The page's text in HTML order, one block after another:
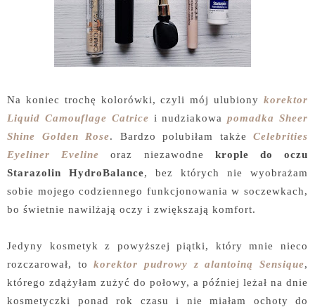
Na koniec trochę kolorówki, czyli mój ulubiony korektor
Liquid Camouflage Catrice i nudziakowapomadka Sheer
Shine Golden Rose. Bardzo polubiłam także Celebrities
Eyeliner Eveline oraz niezawodne krople do oczu
Starazolin HydroBalance, bez których nie wyobrażam
sobie mojego codziennego funkcjonowania w soczewkach,
bo świetnie nawilżają oczy i zwiększają komfort.
Jedyny kosmetyk z powyższej piątki, który mnie nieco
rozczarował, tokorektor pudrowy z alantoiną Sensique,
którego zdążyłam zużyć do połowy, a później leżał na dnie
kosmetyczki ponad rok czasu i nie miałam ochoty do